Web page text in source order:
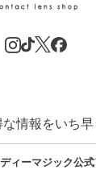
情報をいち早
ィーマジック公式